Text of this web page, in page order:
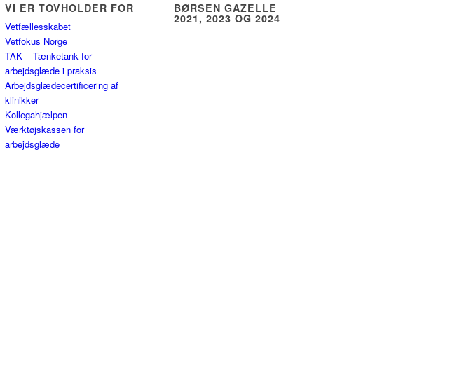
VI ER TOVHOLDER FOR
Vetfællesskabet
Vetfokus Norge
TAK – Tænketank for
arbejdsglæde i praksis
Arbejdsglædecertificering af
klinikker
Kollegahjælpen
Værktøjskassen for
arbejdsglæde
BØRSEN GAZELLE
2021, 2023 OG 2024